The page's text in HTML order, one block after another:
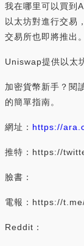
我在哪里可以買到
以太坊對進行交易
交易所也即將推出。
Uniswap提供以太
加密貨幣新手？閱
的簡單指南。
網址： https://
推特：https://
臉書：
電報：https://
Reddit：